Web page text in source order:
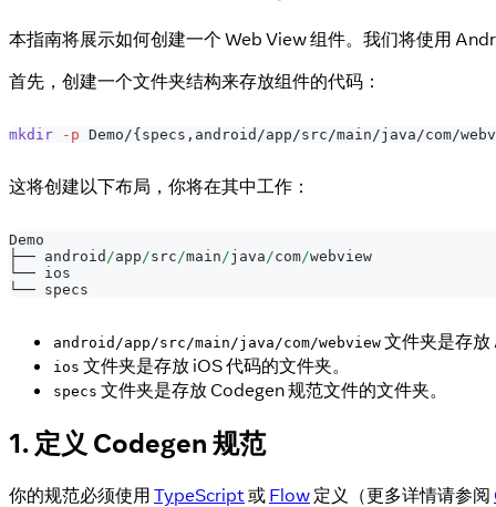
本指南将展示如何创建一个 Web View 组件。我们将使用
首先，创建一个文件夹结构来存放组件的代码：
mkdir -p Demo/{ specs,android/app/src/main/java/com/
这将创建以下布局，你将在其中工作：
Demo
├── android /app/src/main/java/com/webview
└── ios
└── specs
android/app/src/main/java/com/webview 文件夹是存
ios 文件夹是存放 iOS 代码的文件夹。
specs 文件夹是存放 Codegen 规范文件的文件夹。
1. 定义 Codegen 规范
你的规范必须使用 TypeScript或 Flow 定义（更多详情请参阅